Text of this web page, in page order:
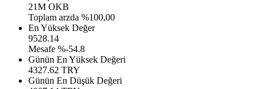
21M OKB
Toplam arzda %100,00
En Yüksek Değer
9528.14
Mesafe %-54.8
Günün En Yüksek Değeri
4327.62 TRY
Günün En Düşük Değeri